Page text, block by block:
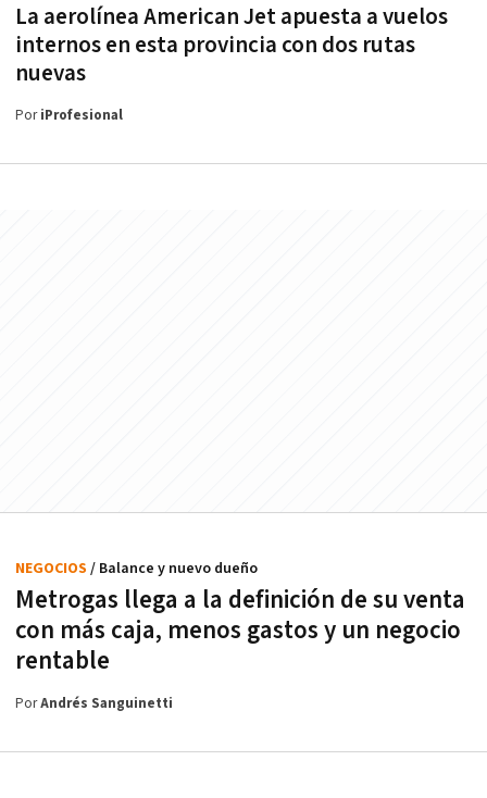
La aerolínea American Jet apuesta a vuelos
internos en esta provincia con dos rutas
nuevas
PoriProfesional
Metrogas llega a la definición de su venta
con más caja, menos gastos y un negocio
rentable
NEGOCIOS / Balance y nuevo dueño
PorAndrés Sanguinetti